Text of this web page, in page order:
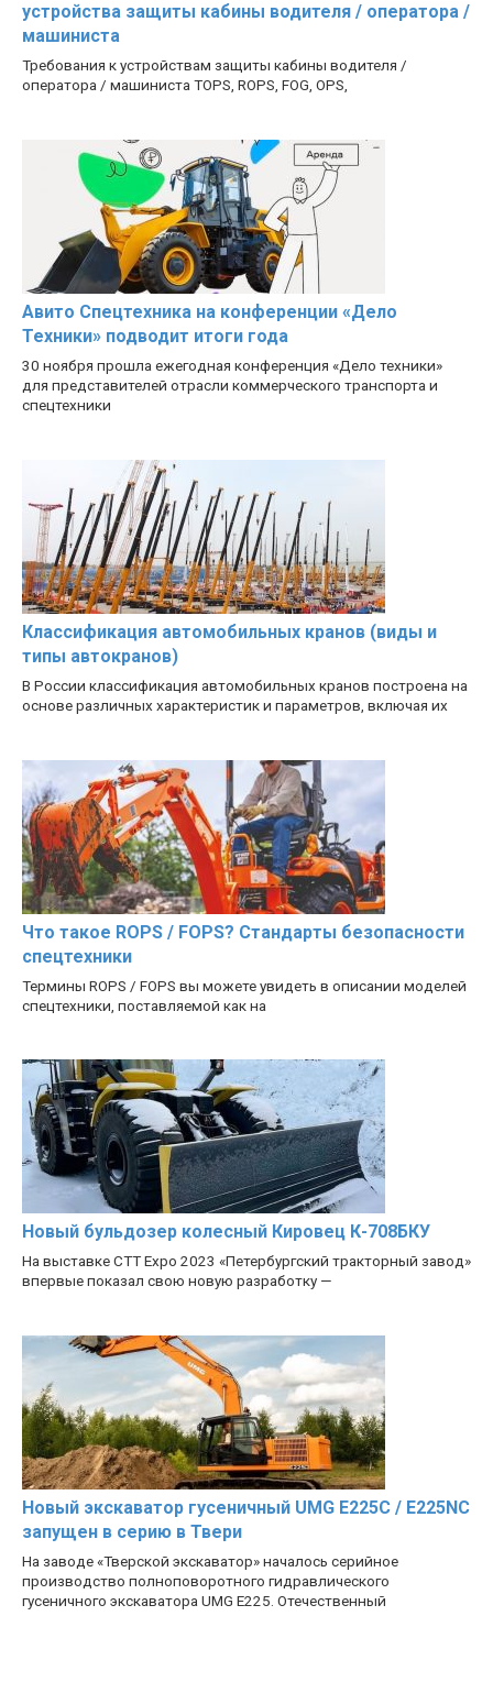
устройства защиты кабины водителя / оператора /
машиниста
Требования к устройствам защиты кабины водителя /
оператора / машиниста TOPS, ROPS, FOG, OPS,
Авито Спецтехника на конференции «Дело
Техники» подводит итоги года
30 ноября прошла ежегодная конференция «Дело техники»
для представителей отрасли коммерческого транспорта и
спецтехники
Классификация автомобильных кранов (виды и
типы автокранов)
В России классификация автомобильных кранов построена на
основе различных характеристик и параметров, включая их
Что такое ROPS / FOPS? Стандарты безопасности
спецтехники
Термины ROPS / FOPS вы можете увидеть в описании моделей
спецтехники, поставляемой как на
Новый бульдозер колесный Кировец К-708БКУ
На выставке CTT Expo 2023 «Петербургский тракторный завод»
впервые показал свою новую разработку —
Новый экскаватор гусеничный UMG E225C / E225NC
запущен в серию в Твери
На заводе «Тверской экскаватор» началось серийное
производство полноповоротного гидравлического
гусеничного экскаватора UMG E225. Отечественный